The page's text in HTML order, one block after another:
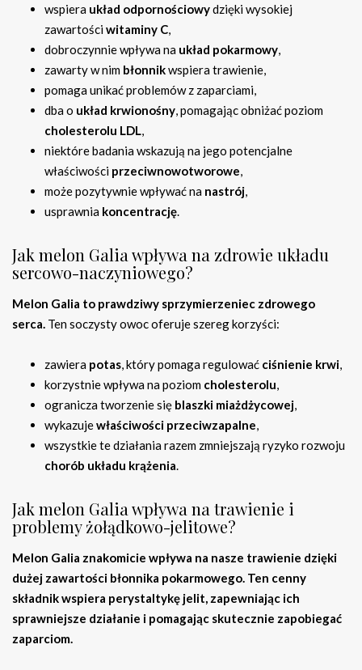
wspiera układ odpornościowydzięki wysokiej
zawartościwitaminy C,
dobroczynnie wpływa na układ pokarmowy,
zawarty w nim błonnikwspiera trawienie,
pomaga unikać problemów z zaparciami,
dba o układ krwionośny, pomagając obniżać poziom
cholesterolu LDL,
niektóre badania wskazują na jego potencjalne
właściwości przeciwnowotworowe,
może pozytywnie wpływać na nastrój,
usprawnia koncentrację.
Jak melon Galia wpływa na zdrowie układu
sercowo-naczyniowego?
Melon Galia to prawdziwy sprzymierzeniec zdrowego
serca. Ten soczysty owoc oferuje szereg korzyści:
zawiera potas, który pomaga regulować ciśnienie krwi,
korzystnie wpływa na poziom cholesterolu,
ogranicza tworzenie się blaszki miażdżycowej,
wykazujewłaściwości przeciwzapalne,
wszystkie te działania razem zmniejszają ryzyko rozwoju
chorób układu krążenia.
Jak melon Galia wpływa na trawienie i
problemy żołądkowo-jelitowe?
Melon Galia znakomicie wpływa na nasze trawienie dzięki
dużej zawartości błonnika pokarmowego. Ten cenny
składnik wspiera perystaltykę jelit, zapewniając ich
sprawniejsze działanie i pomagając skutecznie zapobiegać
zaparciom.